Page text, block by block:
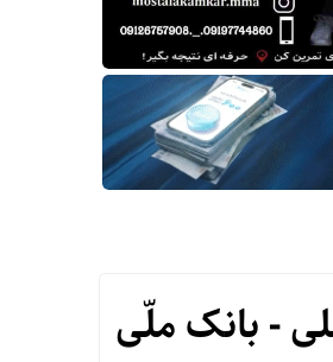
- بانک ملّی